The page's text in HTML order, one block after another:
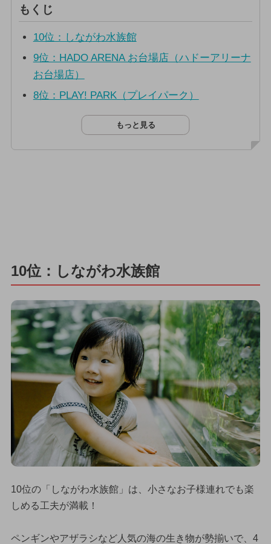
もくじ
10位：しながわ水族館
9位：HADO ARENA お台場店（ハドーアリーナ
お台場店）
8位：PLAY! PARK（プレイパーク）
もっと見る
10位：しながわ水族館
10位の「しながわ水族館」は、小さなお子様連れでも楽
しめる工夫が満載！
ペンギンやアザラシなど人気の海の生き物が勢揃いで、4